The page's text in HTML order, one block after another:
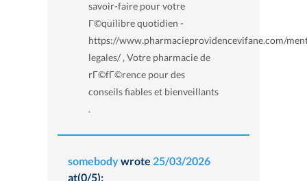
savoir-faire pour votre
Г©quilibre quotidien -
https://www.pharmacieprovidencevifane.com/
legales/ , Votre pharmacie de
rГ©fГ©rence pour des
conseils fiables et bienveillants
.
somebodywrote 25/03/2026
at(0/5):